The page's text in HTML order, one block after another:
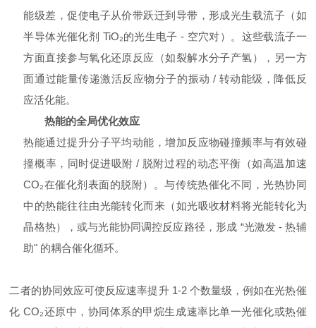
能级差，促使电子从价带跃迁到导带，形成光生载流子（如
半导体光催化剂 TiO₂的光生电子 - 空穴对）。这些载流子一
方面直接参与氧化还原反应（如裂解水分子产氢），另一方
面通过能量传递激活反应物分子的振动 / 转动能级，降低反
应活化能。
热能的全局优化效应
热能通过提升分子平均动能，增加反应物碰撞频率与有效碰
撞概率，同时促进吸附 / 脱附过程的动态平衡（如高温加速
CO₂在催化剂表面的脱附）。与传统热催化不同，光热协同
中的热能往往由光能转化而来（如光吸收材料将光能转化为
晶格热），或与光能协同调控反应路径，形成 “光激发 - 热辅
助" 的耦合催化循环。
二者的协同效应可使反应速率提升 1-2 个数量级，例如在光热催
化 CO₂还原中，协同体系的甲烷生成速率比单一光催化或热催